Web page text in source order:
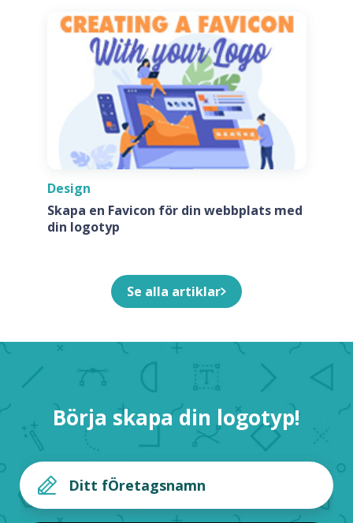
Design
Skapa en Favicon för din webbplats med
din logotyp
Se alla artiklar
Börja skapa din logotyp!